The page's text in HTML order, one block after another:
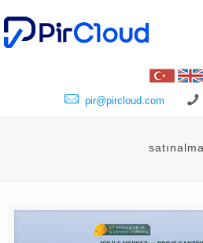
pir@pircloud.com
satınalma